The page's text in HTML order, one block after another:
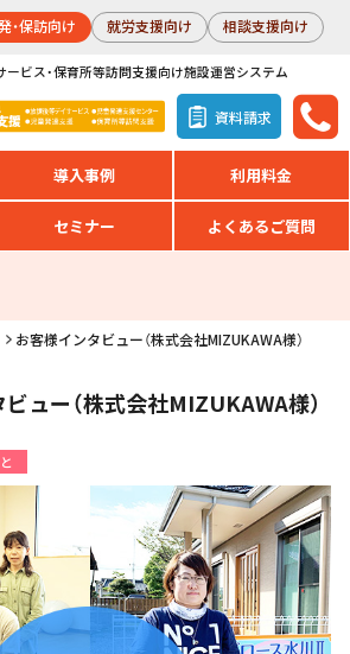
・保訪向け 就労支援向け 相談支援向け
ービス・保育所等訪問支援向け施設運営システム
資料請求
導入事例 利用料金
セミナー よくあるご質問
お客様インタビュー（株式会社MIZUKAWA様）
ュー（株式会社MIZUKAWA様）